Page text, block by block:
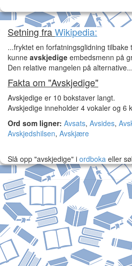
Setning fraWikipedia:
...fryktet en forfatningsglidning
kunne avskjedige embedsmenn på
Den relative mangelen på alternative...
Fakta om "Avskjedige"
Avskjedige er 10 bokstaver langt.
Avskjedige inneholder 4 vokaler og 6
Ord som ligner: Avsats, Avsides,
Avskjedshilsen, Avskjære
Slå opp "avskjedige" i ordboka eller